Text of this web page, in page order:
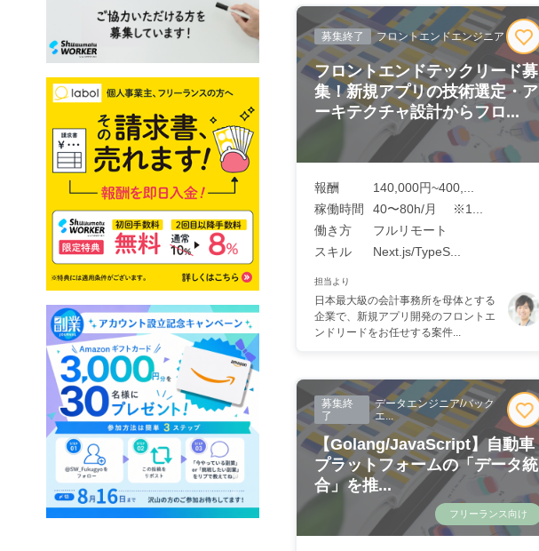
募集終了 フロントエンドエンジニア
フロントエンドテックリード募
集！新規アプリの技術選定・ア
ーキテクチャ設計からフロ...
報酬
140,000円~400,...
稼働時間
40〜80h/月 ※1...
働き方
フルリモート
スキル
Next.js/TypeS...
担当より
日本最大級の会計事務所を母体とする
企業で、新規アプリ開発のフロントエ
ンドリードをお任せする案件...
募集終
了
データエンジニア/バック
エ...
【Golang/JavaScript】自動車
プラットフォームの「データ統
合」を推...
フリーランス向け